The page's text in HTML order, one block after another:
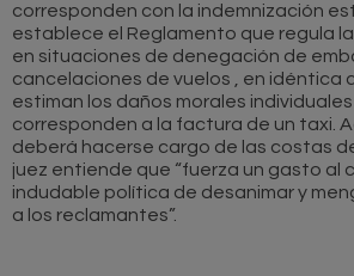
corresponden con la indemnización
establece el Reglamento que regula
en situaciones de denegación de
cancelaciones de vuelos , en idéntica
estiman los daños morales
corresponden a la factura de un taxi.
deberá hacerse cargo de las costas
juez entiende que “fuerza un gasto al
indudable política de desanimar y
a los reclamantes”.